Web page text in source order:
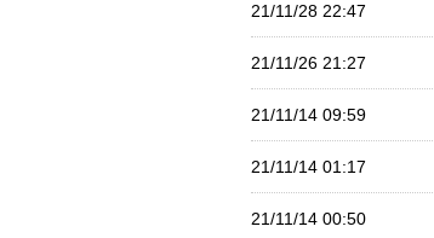
21/11/28 22:47
21/11/26 21:27
21/11/14 09:59
21/11/14 01:17
21/11/14 00:50